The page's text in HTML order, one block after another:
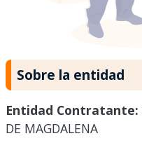
Sobre la entidad
Entidad Contratante:
DE MAGDALENA